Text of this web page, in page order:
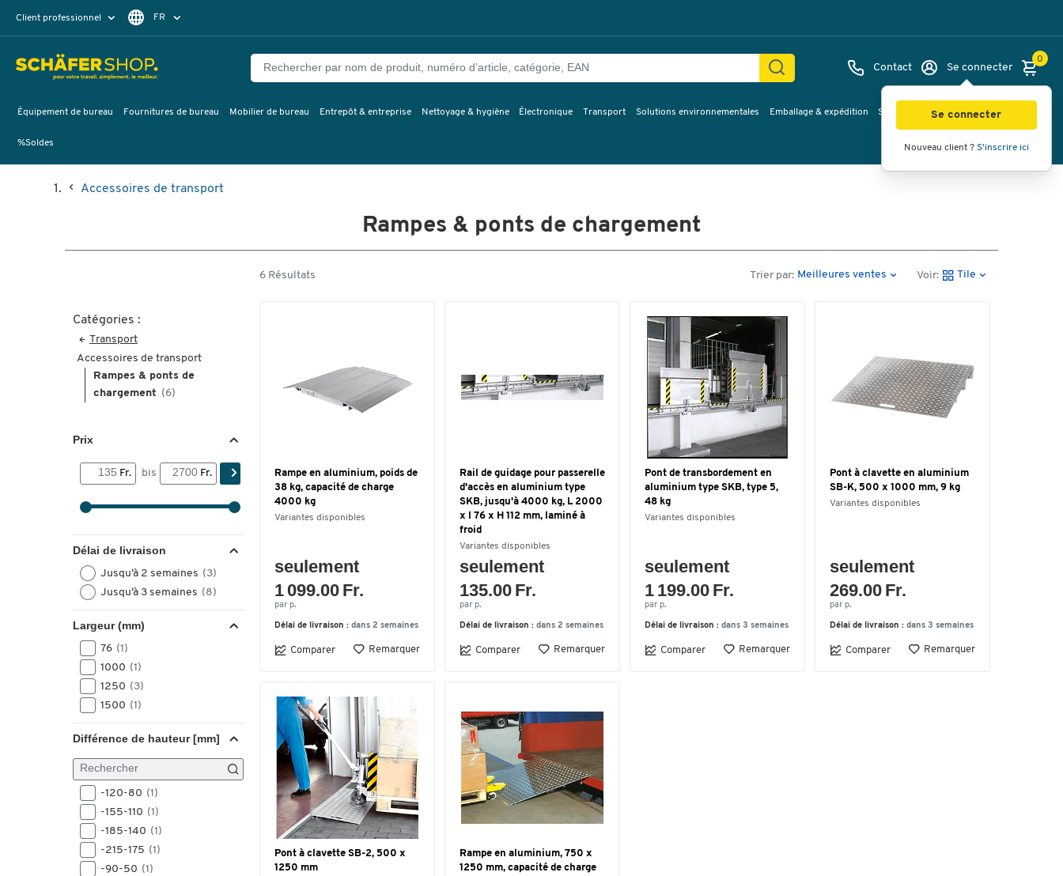
Client professionnel FR
EN Contact Se connecter
Se connecter
Nouveau client ? S'inscrire ici
0
Équipement de bureau Fournitures de bureau Mobilier de bureau Entrepôt & entreprise Nettoyage & hygiène Électronique Transport Solutions environnementales Emballage & expédition Service & Planification Inspirations
%Soldes
Accessoires de transport
Rampes & ponts de chargement
Catégories :
Transport
Accessoires de transport
Rampes & ponts de
chargement (6)
Prix
Fr. bis Fr.
Délai de livraison
Jusqu’à 2 semaines (3)
Jusqu’à 3 semaines (8)
Largeur (mm)
76 (1)
1000 (1)
1250 (3)
1500 (1)
Différence de hauteur [mm]
-120-80 (1)
-155-110 (1)
-185-140 (1)
-215-175 (1)
-90-50 (1)
6 Résultats Trier par: Meilleures ventes Voir: Tile
Rampe en aluminium, poids de
38 kg, capacité de charge
4000 kg
Variantes disponibles
seulement
1 099.00 Fr.
par p.
Délai de livraison : dans 2 semaines
Comparer Remarquer
Rail de guidage pour passerelle
d'accès en aluminium type
SKB, jusqu'à 4000 kg, L 2000
x l 76 x H 112 mm, laminé à
froid
Variantes disponibles
seulement
135.00 Fr.
par p.
Délai de livraison : dans 2 semaines
Comparer Remarquer
Pont de transbordement en
aluminium type SKB, type 5,
48 kg
Variantes disponibles
seulement
1 199.00 Fr.
par p.
Délai de livraison : dans 3 semaines
Comparer Remarquer
Pont à clavette en aluminium
SB-K, 500 x 1000 mm, 9 kg
Variantes disponibles
seulement
269.00 Fr.
par p.
Délai de livraison : dans 3 semaines
Comparer Remarquer
Pont à clavette SB-2, 500 x
1250 mm
Rampe en aluminium, 750 x
1250 mm, capacité de charge